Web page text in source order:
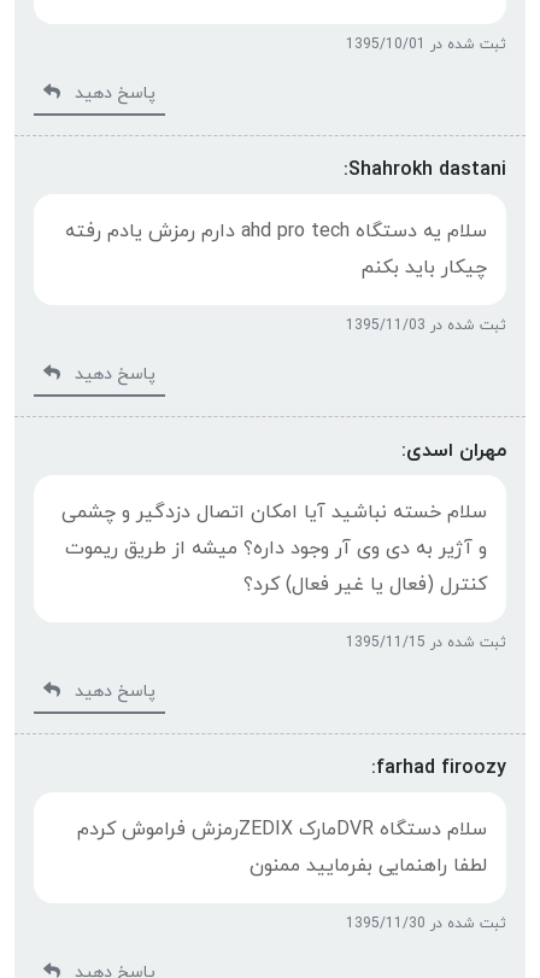
ثبت شده در 1395/10/01
پاسخ دهید
Shahrokh dastani:
سلام یه دستگاه ahd pro tech دارم رمزش یادم رفته
چیکار باید بکنم
ثبت شده در 1395/11/03
پاسخ دهید
مهران اسدی:
سلام خسته نباشید آیا امکان اتصال دزدگیر و چشمی
و آژیر به دی وی آر وجود داره؟ میشه از طریق ریموت‌
کنترل (فعال یا غیر فعال) کرد؟
ثبت شده در 1395/11/15
پاسخ دهید
farhad firoozy:
سلام دستگاه DVRمارک ZEDIXرمزش فراموش کردم
لطفا راهنمایی بفرمایید ممنون
ثبت شده در 1395/11/30
پاسخ دهید